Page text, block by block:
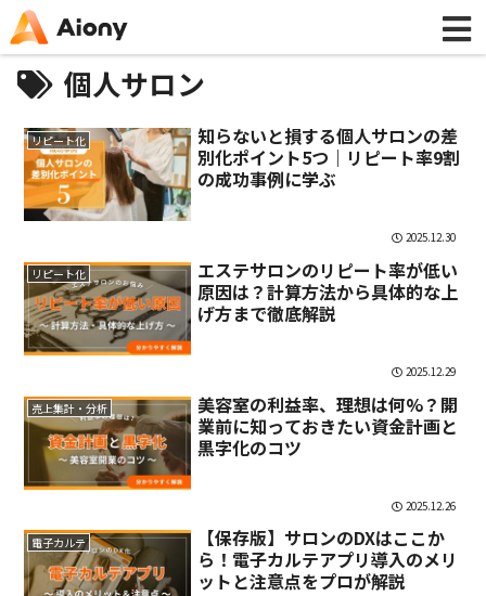
個人サロン
リピート化
知らないと損する個人サロンの差
別化ポイント5つ｜リピート率9割
の成功事例に学ぶ
2025.12.30
リピート化
エステサロンのリピート率が低い
原因は？計算方法から具体的な上
げ方まで徹底解説
2025.12.29
売上集計・分析
美容室の利益率、理想は何%？開
業前に知っておきたい資金計画と
黒字化のコツ
2025.12.26
電子カルテ
【保存版】サロンのDXはここか
ら！電子カルテアプリ導入のメリ
ットと注意点をプロが解説